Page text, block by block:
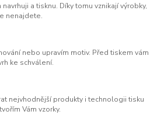
a tisknu. Díky tomu vznikají výrobky,
nenajdete.
nebo upravím motiv. Před tiskem vám
ke schválení.
nejvhodnější produkty i technologii tisku
Vám vzorky.